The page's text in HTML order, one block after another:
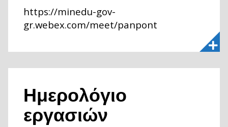
https://minedu-gov-
gr.webex.com/meet/panpont
Ημερολόγιο
εργασιών